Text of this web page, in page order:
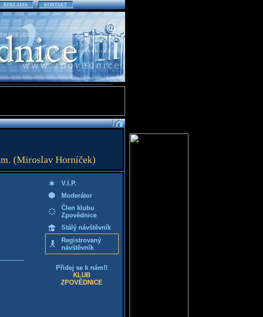
REKLAMA KONTAKT
(Miroslav Horníček)
V.I.P.
Moderátor
Člen klubu
Zpovědnice
Stálý návštěvník
Registrovaný
návštěvník
Přidej se k nám!!
KLUB
ZPOVĚDNICE